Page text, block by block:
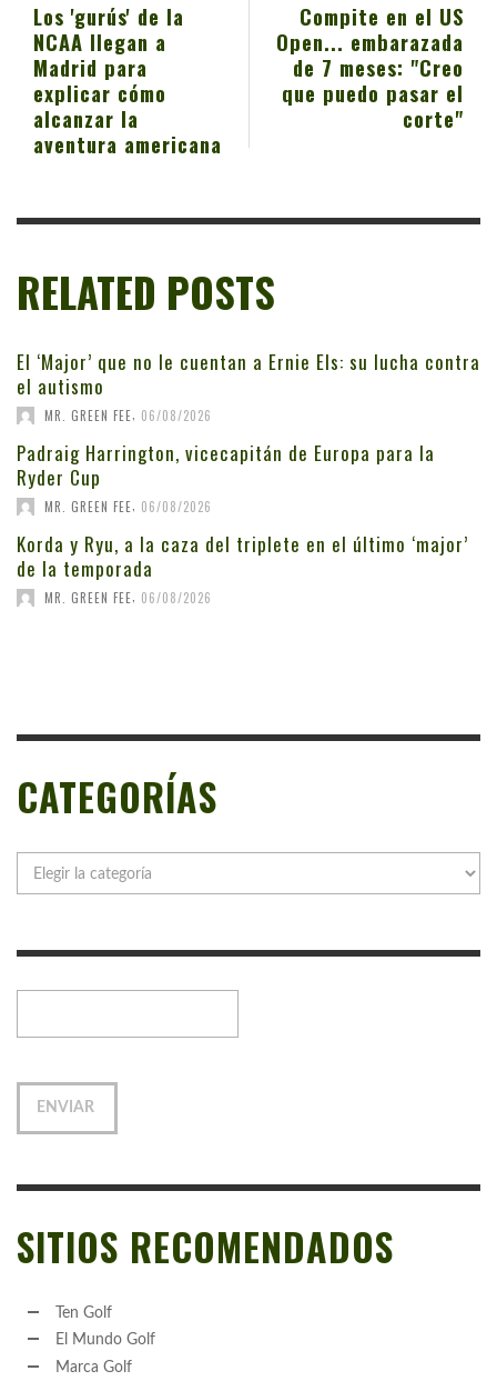
Compite en el US
Open... embarazada
de 7 meses: "Creo
que puedo pasar el
corte"
Los 'gurús' de la
NCAA llegan a
Madrid para
explicar cómo
alcanzar la
aventura americana
RELATED POSTS
El ‘Major’ que no le cuentan a Ernie Els: su lucha contra
el autismo
MR. GREEN FEE, 06/08/2026
Padraig Harrington, vicecapitán de Europa para la
Ryder Cup
MR. GREEN FEE 06/08/2026
Korda y Ryu, a la caza del triplete en el último ‘major’
de la temporada
MR. GREEN FEE 06/08/2026
CATEGORÍAS
SITIOS RECOMENDADOS
Ten Golf
El Mundo Golf
Marca Golf